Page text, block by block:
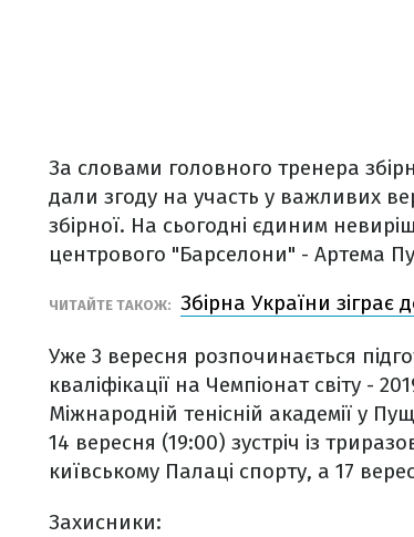
За словами головного тренера
дали згоду на участь у важливих
збірної. На сьогодні єдиним
центрового "Барселони" - Артема
ЧИТАЙТЕ ТАКОЖ: Збірна України
Уже 3 вересня розпочинається
кваліфікації на Чемпіонат світу -
Міжнародній тенісній академії у
14 вересня (19:00) зустріч із
київському Палаці спорту, а 17
Захисники: